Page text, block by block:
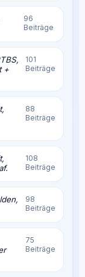
96
Beiträge
+
101
Beiträge
88
Beiträge
108
Beiträge
98
Beiträge
75
Beiträge